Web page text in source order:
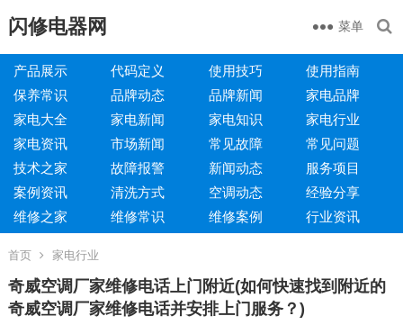
闪修电器网 菜单
产品展示 代码定义 使用技巧
使用指南
保养常识
品牌动态 品牌新闻
家电品牌
家电大全
家电新闻 家电知识
家电行业
家电资讯
市场新闻 常见故障
常见问题
技术之家
故障报警 新闻动态
服务项目
案例资讯
清洗方式 空调动态
经验分享
维修之家
维修常识 维修案例 行业资讯
首页 家电行业
奇威空调厂家维修电话上门附近(如何快速找到附近的
奇威空调厂家维修电话并安排上门服务？)